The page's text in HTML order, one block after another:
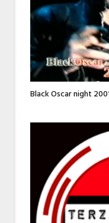
Black Oscar night